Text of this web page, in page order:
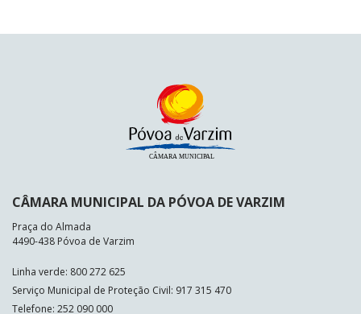
CÂMARA MUNICIPAL DA PÓVOA DE VARZIM
Praça do Almada
4490-438 Póvoa de Varzim
Linha verde: 800 272 625
Serviço Municipal de Proteção Civil: 917 315 470
Telefone: 252 090 000